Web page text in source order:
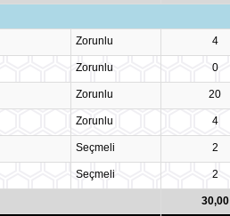
Zorunlu 4
Zorunlu 0
Zorunlu 20
Zorunlu 4
Seçmeli 2
Seçmeli 2
30,00